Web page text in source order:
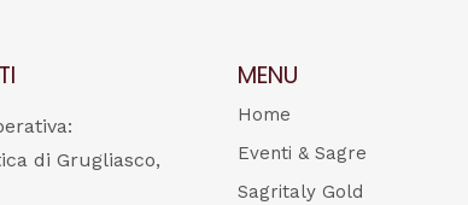
di Grugliasco,
MENU
Home
Eventi & Sagre
Sagritaly Gold